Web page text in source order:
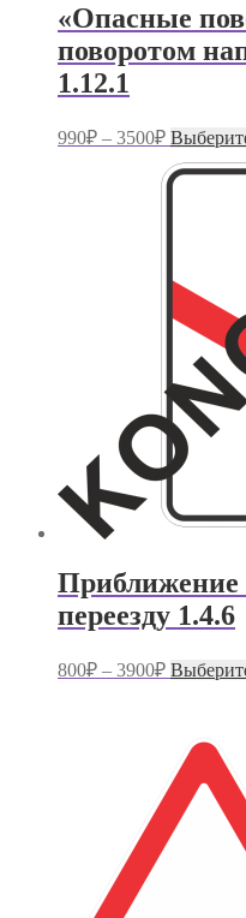
«Опасные
поворотом
1.12.1
990₽ – 3500₽Диапазон
990₽
Приближение
переезду 1.4.6
800₽ – 3900₽Диапазон
3900₽